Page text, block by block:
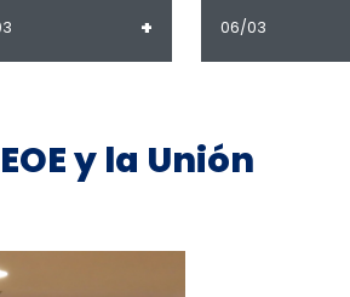
+ 06/03
y la Unión